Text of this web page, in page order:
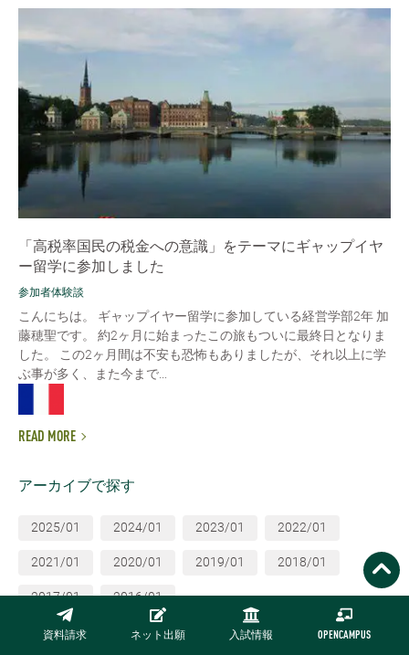
資料請求 ネット出願 入試情報 OPENCAMPUS
「高税率国民の税金への意識」をテーマにギャップイヤ
ー留学に参加しました
参加者体験談
こんにちは。 ギャップイヤー留学に参加している経営学部2年 加
藤穂聖です。 約2ヶ月に始まったこの旅もついに最終日となりま
した。 この2ヶ月間は不安も恐怖もありましたが、それ以上に学
ぶ事が多く、また今まで...
READ MORE
アーカイブで探す
2025/01 2024/01 2023/01 2022/01
2021/01 2020/01 2019/01 2018/01
2017/01 2016/01